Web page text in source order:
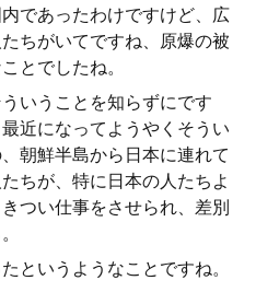
であったわけですけど、広
ちがいてですね、原爆の被
とでしたね。
いうことを知らずにです
近になってようやくそうい
朝鮮半島から日本に連れて
ちが、特に日本の人たちよ
つい仕事をさせられ、差別
というようなことですね。